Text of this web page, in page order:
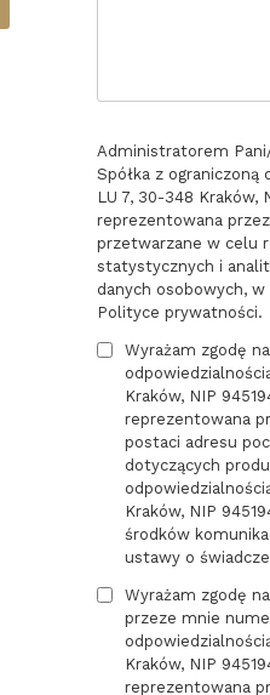
Administratorem
Spółka z
LU 7, 30-348 Kraków,
reprezentowana
przetwarzane w celu
statystycznych i
danych osobowych,
Polityce prywatności.
Wyrażam zgodę
Kraków, NIP
reprezentowana
postaci adresu
dotyczących
Kraków, NIP
środków
ustawy o
Wyrażam zgodę
przeze mnie
Kraków, NIP
reprezentowana